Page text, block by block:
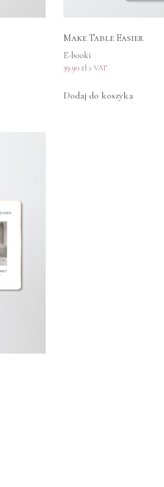
Make Table Easier
E-booki
39.90zł z VAT
Dodaj do koszyka